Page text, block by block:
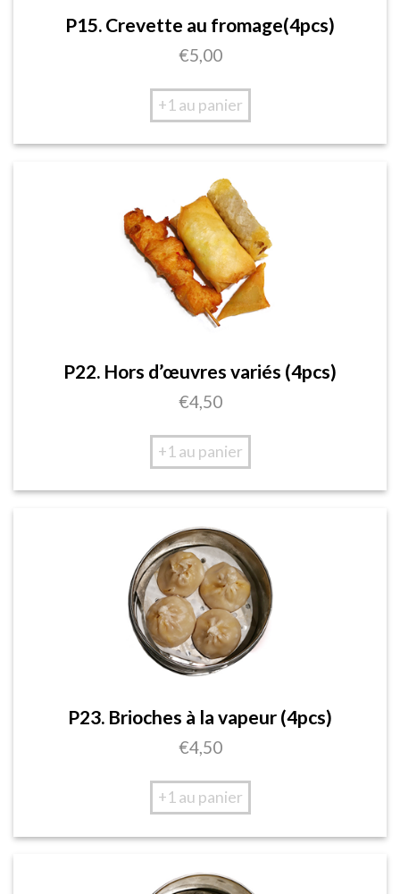
P15. Crevette au fromage(4pcs)
€5,00
+1 au panier
P22. Hors d’œuvres variés (4pcs)
€4,50
+1 au panier
P23. Brioches à la vapeur (4pcs)
€4,50
+1 au panier